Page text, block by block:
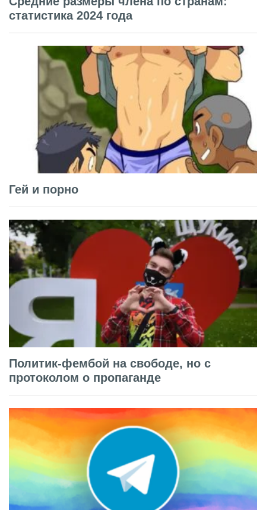
статистика 2024 года
Гей и порно
Политик-фембой на свободе, но с
протоколом о пропаганде